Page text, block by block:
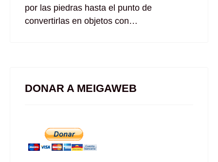
por las piedras hasta el punto de
convertirlas en objetos con…
DONAR A MEIGAWEB